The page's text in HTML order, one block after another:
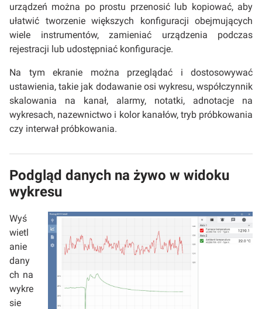
urządzeń można po prostu przenosić lub kopiować, aby
ułatwić tworzenie większych konfiguracji obejmujących
wiele instrumentów, zamieniać urządzenia podczas
rejestracji lub udostępniać konfiguracje.
Na tym ekranie można przeglądać i dostosowywać
ustawienia, takie jak dodawanie osi wykresu, współczynnik
skalowania na kanał, alarmy, notatki, adnotacje na
wykresach, nazewnictwo i kolor kanałów, tryb próbkowania
czy interwał próbkowania.
Podgląd danych na żywo w widoku
wykresu
Wyś
wietl
anie
dany
ch na
wykre
sie